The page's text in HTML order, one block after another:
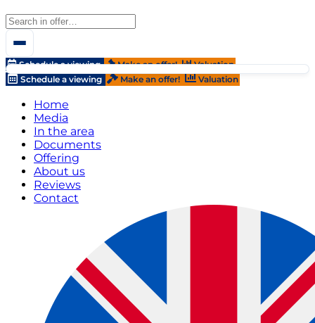
Schedule a viewing Make an offer!
Valuation
Schedule a viewing
Make an offer! Valuation
Home
Media
In the area
Documents
Offering
About us
Reviews
Contact